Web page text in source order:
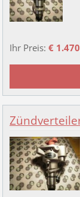
Ihr Preis: €